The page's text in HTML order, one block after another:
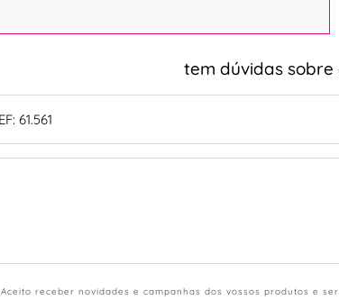
tem dúvidas sobre
Aceito receber novidades e campanhas dos vossos produtos e